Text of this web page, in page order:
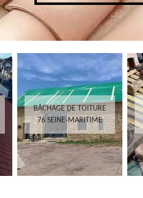
BÂCHAGE DE TOITURE
76 SEINE-MARITIME